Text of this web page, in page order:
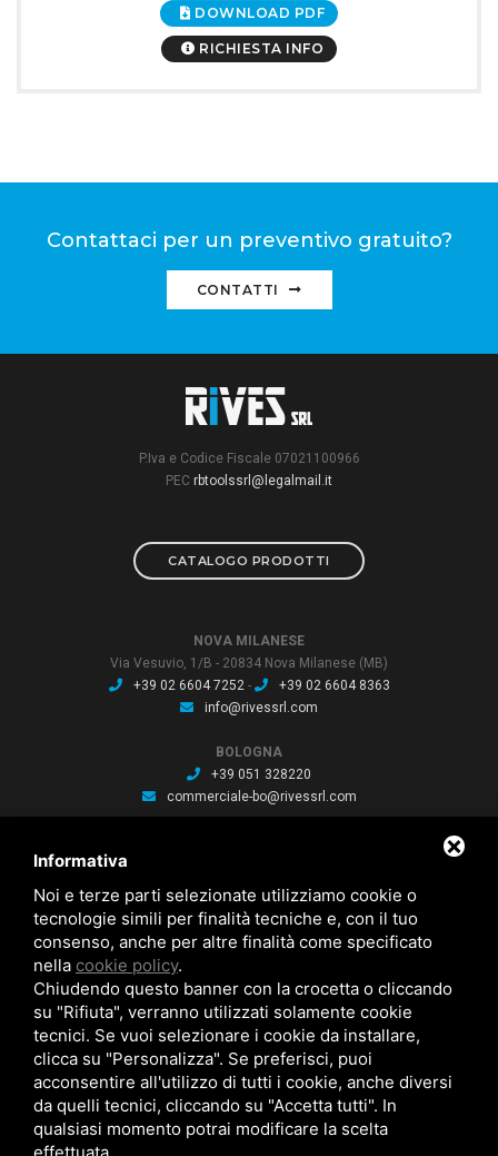
DOWNLOAD PDF
RICHIESTA INFO
Contattaci per un preventivo gratuito?
CONTATTI
P.Iva e Codice Fiscale 07021100966
PEC rbtoolssrl@legalmail.it
CATALOGO PRODOTTI
NOVA MILANESE
Via Vesuvio, 1/B - 20834 Nova Milanese (MB)
+39 02 6604 7252-
+39 02 6604 8363
info@rivessrl.com
BOLOGNA
+39 051 328220
commerciale-bo@rivessrl.com
commerciale-pn@rivessrl.com
ULTIME NEWS
Nuova BP smart installata: Nuova BP smart installata
Nuova bussola Agathon: Nuova bussola Agathon per stampaggio
plastica
Brochure saldatura: Brochure saldatura Lase one WS fili per saldatura
Informativa
Noi e terze parti selezionate utilizziamo cookie o
tecnologie simili per finalità tecniche e, con il tuo
consenso, anche per altre finalità come specificato
nella cookie policy.
Chiudendo questo banner con la crocetta o cliccando
su "Rifiuta", verranno utilizzati solamente cookie
tecnici. Se vuoi selezionare i cookie da installare,
clicca su "Personalizza". Se preferisci, puoi
acconsentire all'utilizzo di tutti i cookie, anche diversi
da quelli tecnici, cliccando su "Accetta tutti". In
qualsiasi momento potrai modificare la scelta